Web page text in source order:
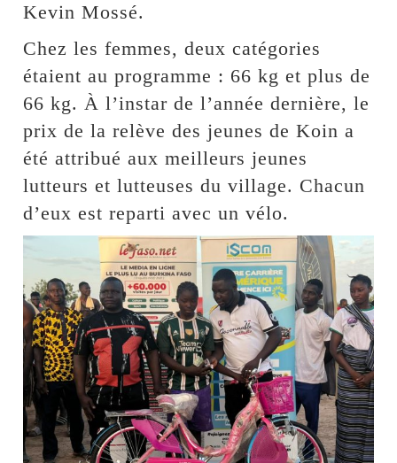
Kevin Mossé.
Chez les femmes, deux catégories
étaient au programme : 66 kg et plus de
66 kg. À l’instar de l’année dernière, le
prix de la relève des jeunes de Koin a
été attribué aux meilleurs jeunes
lutteurs et lutteuses du village. Chacun
d’eux est reparti avec un vélo.